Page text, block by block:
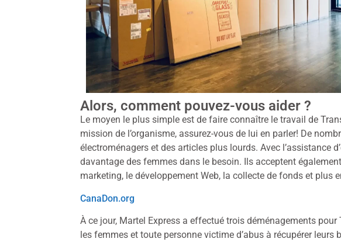
Alors, comment pouvez-vous aider ?
Le moyen le plus simple est de faire connaître le travail de
mission de l’organisme, assurez-vous de lui en parler! De
électroménagers et des articles plus lourds. Avec l’assistance
davantage des femmes dans le besoin. Ils acceptent
marketing, le développement Web, la collecte de fonds et plus
CanaDon.org
À ce jour, Martel Express a effectué trois déménagements
les femmes et toute personne victime d’abus à récupérer leurs